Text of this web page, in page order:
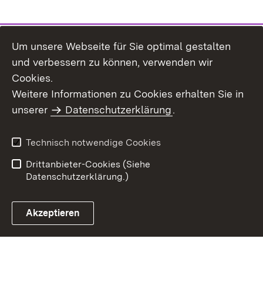
Benutzungshinweise
Erklärung zur
Um unsere Webseite für Sie optimal gestalten
und verbessern zu können, verwenden wir
Cookies.
Weitere Informationen zu Cookies erhalten Sie in
unserer
Datenschutzerklärung.
Technisch notwendige Cookies
Drittanbieter-Cookies (Siehe
Datenschutzerklärung.)
Akzeptieren